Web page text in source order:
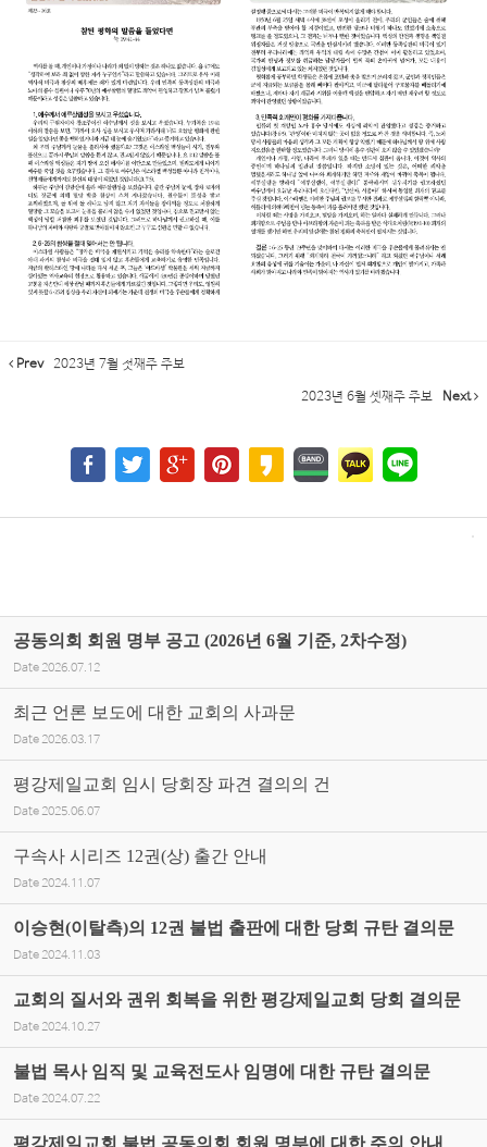
Prev 2023년 7월 첫째주 주보
2023년 6월 셋째주 주보 Next
공동의회 회원 명부 공고 (2026년 6월 기준, 2차수정)
Date 2026.07.12
최근 언론 보도에 대한 교회의 사과문
Date 2026.03.17
평강제일교회 임시 당회장 파견 결의의 건
Date 2025.06.07
구속사 시리즈 12권(상) 출간 안내
Date 2024.11.07
이승현(이탈측)의 12권 불법 출판에 대한 당회 규탄 결의문
Date 2024.11.03
교회의 질서와 권위 회복을 위한 평강제일교회 당회 결의문
Date 2024.10.27
불법 목사 임직 및 교육전도사 임명에 대한 규탄 결의문
Date 2024.07.22